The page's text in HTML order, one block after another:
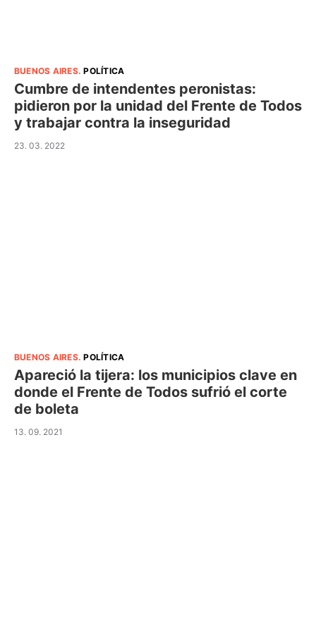
BUENOS AIRES.POLÍTICA
Cumbre de intendentes peronistas:
pidieron por la unidad del Frente de Todos
y trabajar contra la inseguridad
23. 03. 2022
BUENOS AIRES.POLÍTICA
Apareció la tijera: los municipios clave en
donde el Frente de Todos sufrió el corte
de boleta
13. 09. 2021